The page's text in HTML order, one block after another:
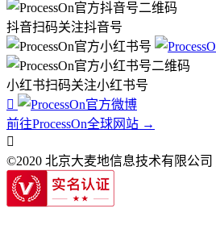
抖音扫码关注抖音号
小红书扫码关注小红书号

前往ProcessOn全球网站 →

©2020 北京大麦地信息技术有限公司